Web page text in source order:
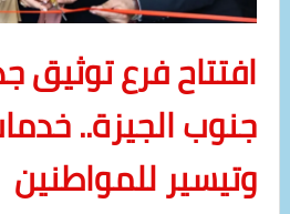
افتتاح فرع
جنوب الجيزة..
وتيسير للمواطنين